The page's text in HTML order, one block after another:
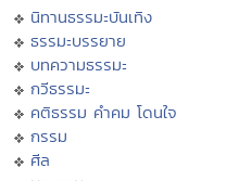
นิทานธรรมะบันเทิง
ธรรมะบรรยาย
บทความธรรมะ
กวีธรรมะ
คติธรรม คำคม โดนใจ
กรรม
ศีล